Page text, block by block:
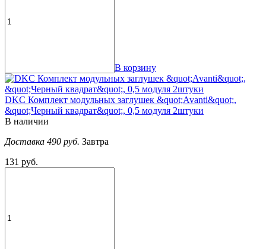
В корзину
DKC Комплект модульных заглушек &quot;Avanti&quot;,
&quot;Черный квадрат&quot;, 0,5 модуля 2штуки
В наличии
Доставка 490 руб. Завтра
131 руб.